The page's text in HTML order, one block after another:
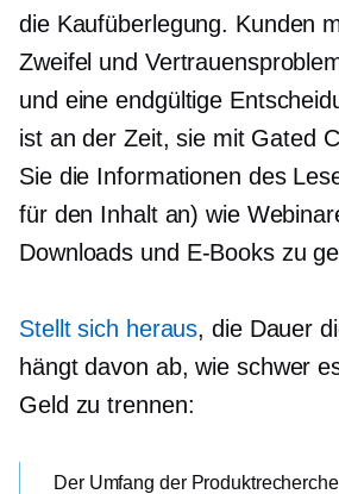
die Kaufüberlegung. Kunden
Zweifel und
und eine endgültige
ist an der Zeit, sie mit Gated
Sie die Informationen des
für den Inhalt an) wie
Downloads und E-Books zu
Stellt sich heraus, die Dauer
hängt davon ab, wie schwer
Geld zu trennen:
Der Umfang der